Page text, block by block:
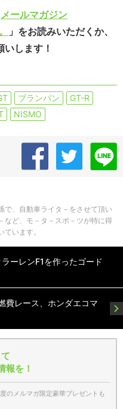
メールマガジン
」をお読みいただくか、
します！
ブランパン
GT-R
NISMO
で、自動車ライタ－をさせて頂い
など、モ－タ－スポ－ツが特に得
います。
ーレンF1を作ったゴード
費レース、ホンダエコマ
報を！
のメルマガ限定豪華プレゼントも